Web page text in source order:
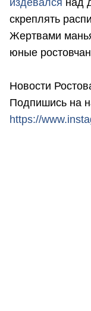
скреплять
Жертвами
юные
Новости
Подпишись на
https://